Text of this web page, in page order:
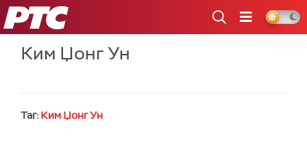
РТС
Ким Џонг Ун
Таг: Ким Џонг Ун